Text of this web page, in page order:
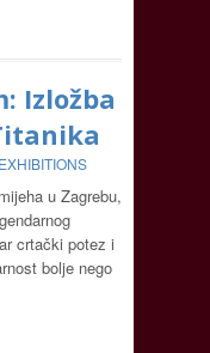
Izložba
EXHIBITIONS
u Zagrebu,
crtački potez i
bolje nego